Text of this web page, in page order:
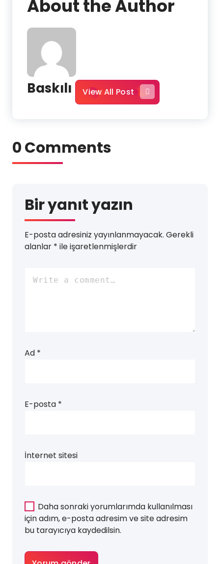
About the Author
Baskılı View All Post
0 Comments
Bir yanıt yazın
E-posta adresiniz yayınlanmayacak. Gerekli
alanlar * ile işaretlenmişlerdir
Ad *
E-posta *
İnternet sitesi
Daha sonraki yorumlarımda kullanılması
için adım, e-posta adresim ve site adresim
bu tarayıcıya kaydedilsin.